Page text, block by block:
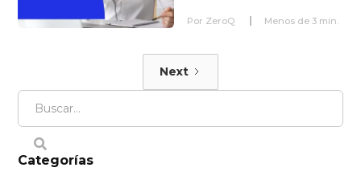
Por ZeroQ Menos de 3 min.
Next
Categorías